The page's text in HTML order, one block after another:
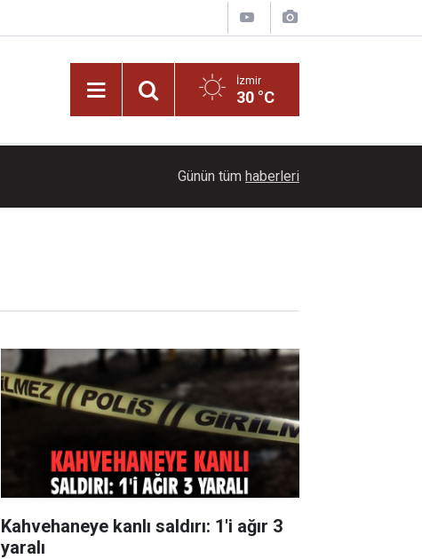
İzmir
30 °C
Sokak Senin Olimpiyatları’nda final heyecanı
Günün tüm haberleri
Kahvehaneye kanlı saldırı: 1'i ağır 3
yaralı